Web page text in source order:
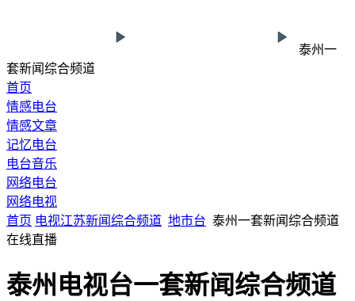
泰州一
套新闻综合频道
首页
情感电台
情感文章
记忆电台
电台音乐
网络电台
网络电视
首页 电视江苏新闻综合频道 地市台 泰州一套新闻综合频道
在线直播
泰州电视台一套新闻综合频道